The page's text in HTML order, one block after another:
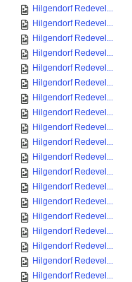
Hilgendorf Redevel...
Hilgendorf Redevel...
Hilgendorf Redevel...
Hilgendorf Redevel...
Hilgendorf Redevel...
Hilgendorf Redevel...
Hilgendorf Redevel...
Hilgendorf Redevel...
Hilgendorf Redevel...
Hilgendorf Redevel...
Hilgendorf Redevel...
Hilgendorf Redevel...
Hilgendorf Redevel...
Hilgendorf Redevel...
Hilgendorf Redevel...
Hilgendorf Redevel...
Hilgendorf Redevel...
Hilgendorf Redevel...
Hilgendorf Redevel...